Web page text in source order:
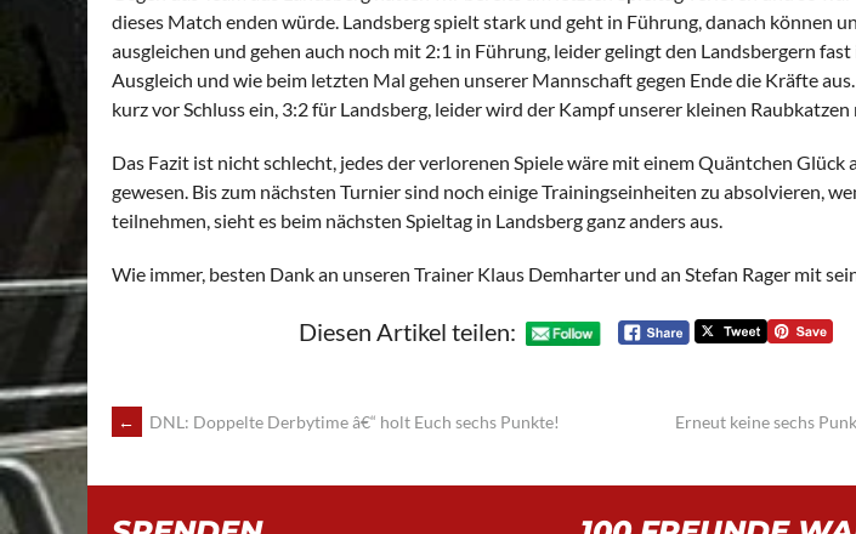
dieses Match enden würde. Landsberg spielt stark und geht in Führung, danach können
ausgleichen und gehen auch noch mit 2:1 in Führung, leider gelingt den Landsbergern fast
Ausgleich und wie beim letzten Mal gehen unserer Mannschaft gegen Ende die Kräfte
kurz vor Schluss ein, 3:2 für Landsberg, leider wird der Kampf unserer kleinen
Das Fazit ist nicht schlecht, jedes der verlorenen Spiele wäre mit einem Quäntchen Glück
gewesen. Bis zum nächsten Turnier sind noch einige Trainingseinheiten zu absolvieren,
teilnehmen, sieht es beim nächsten Spieltag in Landsberg ganz anders aus.
Wie immer, besten Dank an unseren Trainer Klaus Demharter und an Stefan Rager mit
Diesen Artikel teilen:
POST
NAVIGATION
← DNL: Doppelte Derbytime â€“ holt Euch sechs Punkte! Erneut keine sechs